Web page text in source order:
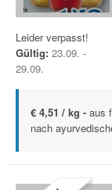
Leider verpasst!
Gültig: 23.09. -
29.09.
€ 4,51 / kg - aus
nach